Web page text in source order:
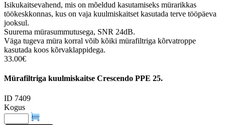
Isikukaitsevahend, mis on mõeldud kasutamiseks mürarikkas
töökeskkonnas, kus on vaja kuulmiskaitset kasutada terve tööpäeva
jooksul.
Suurema mürasummutusega, SNR 24dB.
Väga tugeva müra korral võib kõiki mürafiltriga kõrvatroppe
kasutada koos kõrvaklappidega.
33.00€
Mürafiltriga kuulmiskaitse Crescendo PPE 25.
ID 7409
Kogus